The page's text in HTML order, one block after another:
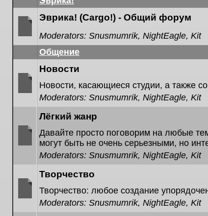
unread
posts
Эврика! (Cargo!) - Общий форум
Moderators: Snusmumrik, NightEagle, Kit
Общение
unread
Новости
Новости, касающиеся студии, а также
Moderators: Snusmumrik, NightEagle, Kit
unread
posts
Лёгкий жанр
Давайте просто поговорим на любые
могут быть не очень серьезными, но
Moderators: Snusmumrik, NightEagle, Kit
unread
Творчество
Творчество: любое создание
Moderators: Snusmumrik, NightEagle, Kit